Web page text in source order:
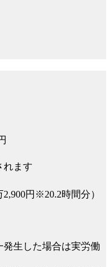
れます
円※20.2時間分）
生した場合は実労働